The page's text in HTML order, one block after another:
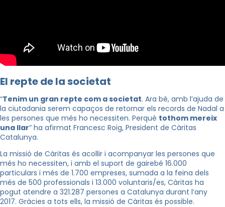
El repte de la societat
“Tenim un gran repte com a societat. Ara bé, amb l’ajuda de
la ciutadania serem capaços de retornar els records de Nadal a
les persones que més ho necessiten. Perquè tothom mereix
una llar” ha afirmat Francesc Roig, President de Càritas
Catalunya.
La missió de Càritas és acollir i acompanyar les persones que
més ho necessiten, i amb el suport de gairebé 16.000
particulars i més de 1.700 empreses, sumada a la feina dels
més de 500 professionals i 13.000 voluntaris/es, Càritas ha
pogut atendre a 321.287 persones a Catalunya durant l’any
2017. Gràcies a tots ells, la missió de Càritas és possible.